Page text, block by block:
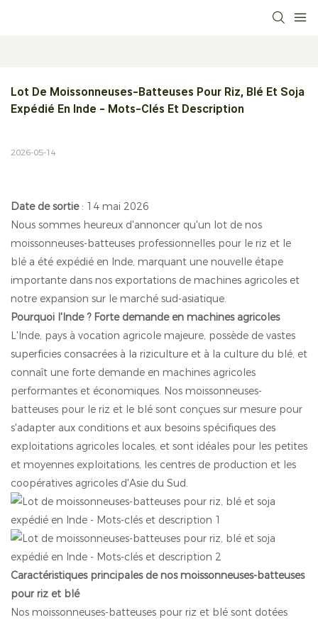
Lot De Moissonneuses-Batteuses Pour Riz, Blé Et Soja
Expédié En Inde - Mots-Clés Et Description
2026-05-14
Date de sortie: 14 mai 2026
Nous sommes heureux d'annoncer qu'un lot de nos
moissonneuses-batteuses professionnelles pour le riz et le
blé a été expédié en Inde, marquant une nouvelle étape
importante dans nos exportations de machines agricoles et
notre expansion sur le marché sud-asiatique.
Pourquoi l'Inde ? Forte demande en machines agricoles
L'Inde, pays à vocation agricole majeure, possède de vastes
superficies consacrées à la riziculture et à la culture du blé, et
connaît une forte demande en machines agricoles
performantes et économiques. Nos moissonneuses-
batteuses pour le riz et le blé sont conçues sur mesure pour
s'adapter aux conditions et aux besoins spécifiques des
exploitations agricoles locales, et sont idéales pour les petites
et moyennes exploitations, les centres de production et les
coopératives agricoles d'Asie du Sud.
Caractéristiques principales de nos moissonneuses-batteuses
pour riz et blé
Nos moissonneuses-batteuses pour riz et blé sont dotées